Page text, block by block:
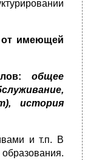
от имеющей
общее
история
и т.п. В